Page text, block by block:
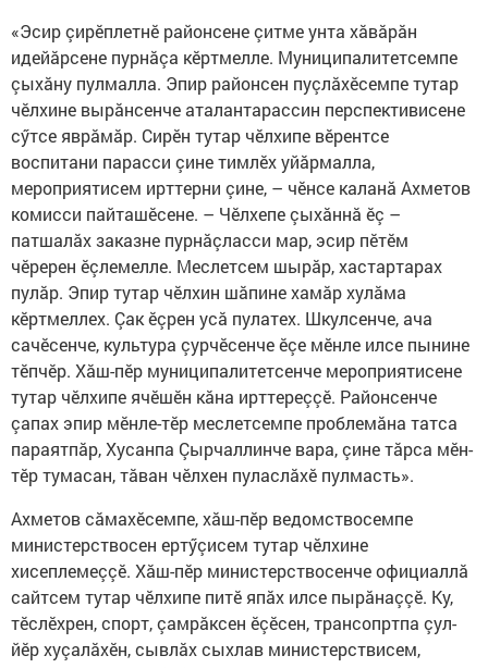
«Эсир çирӗплетнӗ районсене çитме унта хăвăрăн
идейăрсене пурнăçа кӗртмелле. Муниципалитетсемпе
çыхăну пулмалла. Эпир районсен пуçлăхӗсемпе тутар
чӗлхине вырăнсенче аталантарассин перспективисене
сӳтсе яврăмăр. Сирӗн тутар чӗлхипе вӗрентсе
воспитани парасси çине тимлӗх уйăрмалла,
мероприятисем ирттерни çине, – чӗнсе каланă Ахметов
комисси пайташӗсене. – Чӗлхепе çыхăннă ӗç –
патшалăх заказне пурнăçласси мар, эсир пӗтӗм
чӗререн ӗçлемелле. Меслетсем шырăр, хастартарах
пулăр. Эпир тутар чӗлхин шăпине хамăр хулăма
кӗртмеллех. Çак ӗçрен усă пулатех. Шкулсенче, ача
сачӗсенче, культура çурчӗсенче ӗçе мӗнле илсе пынине
тӗпчӗр. Хăш-пӗр муниципалитетсенче мероприятисене
тутар чӗлхипе ячӗшӗн кăна ирттереççӗ. Районсенче
çапах эпир мӗнле-тӗр меслетсемпе проблемăна татса
параятпăр, Хусанпа Çырчаллинче вара, çине тăрса мӗн-
тӗр тумасан, тăван чӗлхен пуласлăхӗ пулмасть».
Ахметов сăмахӗсемпе, хăш-пӗр ведомствосемпе
министерствосен ертӳçисем тутар чӗлхине
хисеплемеççӗ. Хăш-пӗр министерствосенче официаллă
сайтсем тутар чӗлхипе питӗ япăх илсе пырăнаççӗ. Ку,
тӗслӗхрен, спорт, çамрăксен ӗçӗсен, трансопртпа çул-
йӗр хуçалăхӗн, сывлăх сыхлав министерствисем,